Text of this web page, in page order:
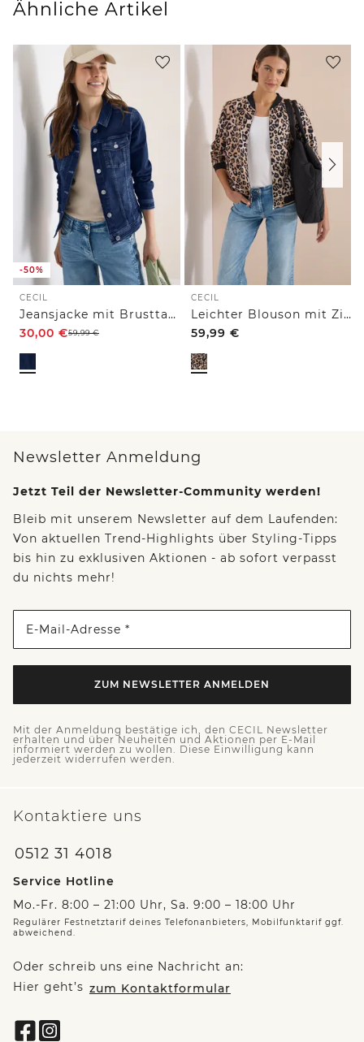
Ähnliche Artikel
-50%
CECIL
Jeansjacke mit Brusttaschen und Knöpfen
30,00 €59,99€
CECIL
Leichter Blouson mit Zipper und Leo-Print
59,99 €
Newsletter Anmeldung
Jetzt Teil der Newsletter-Community werden!
Bleib mit unserem Newsletter auf dem Laufenden:
Von aktuellen Trend-Highlights über Styling-Tipps
bis hin zu exklusiven Aktionen - ab sofort verpasst
du nichts mehr!
E-Mail-Adresse *
ZUM NEWSLETTER ANMELDEN
Mit der Anmeldung bestätige ich, den CECIL Newsletter
erhalten und über Neuheiten und Aktionen per E-Mail
informiert werden zu wollen. Diese Einwilligung kann
jederzeit widerrufen werden.
Kontaktiere uns
0512 31 4018
Service Hotline
Mo.-Fr. 8:00 – 21:00 Uhr, Sa. 9:00 – 18:00 Uhr
Regulärer Festnetztarif deines Telefonanbieters, Mobilfunktarif ggf.
abweichend.
Oder schreib uns eine Nachricht an:
Hier geht’s zum Kontaktformular